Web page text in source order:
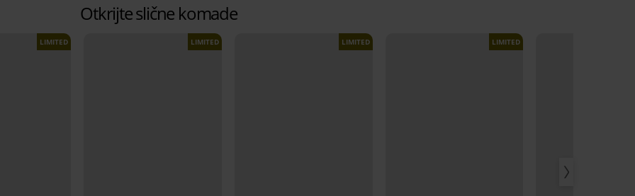
Otkrijte slične komade
LIMITED LIMITED LIMITED LIMITED